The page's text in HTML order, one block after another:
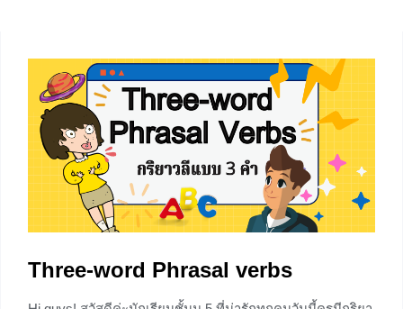
Three-word Phrasal verbs